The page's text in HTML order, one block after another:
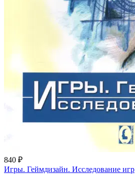
840 ₽
Игры. Геймдизайн. Исследование игр